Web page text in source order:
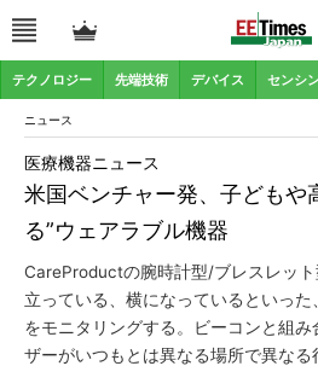
テクノロジー 先端技術 デバイス センシ
ニュース
米国ベンチャー発、子どもや
る”ウェアラブル機器
医療機器ニュース
CareProductの腕時計型/ブレスレット
立っている、横になっているといっ
をモニタリングする。ビーコンと組
ザーがいつもとは異なる場所で異な